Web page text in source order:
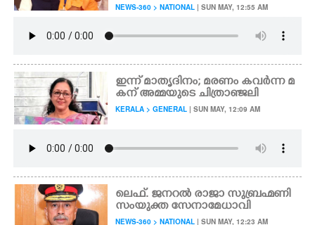
NEWS-360 > NATIONAL | SUN MAY, 12:55 AM
ഇന്ന് മാതൃദിനം; മരണം കവർന്ന മ
കന് അമ്മയുടെ ചിത്രാഞ്ജലി
KERALA > GENERAL | SUN MAY, 12:09 AM
ലെഫ്. ജനറൽ രാജാ സുബ്രഹ്മണി
സംയുക്ത സേനാമേധാവി
NEWS-360 > NATIONAL | SUN MAY, 12:23 AM